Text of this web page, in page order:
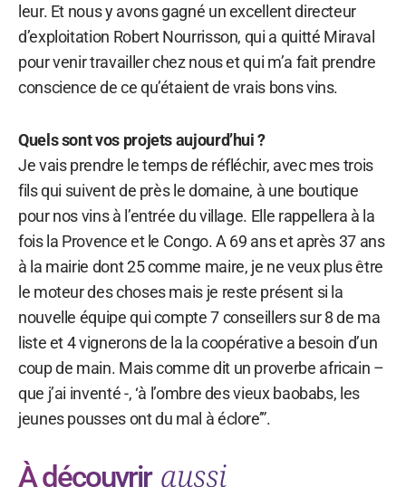
leur. Et nous y avons gagné un excellent directeur
d’exploitation Robert Nourrisson, qui a quitté Miraval
pour venir travailler chez nous et qui m’a fait prendre
conscience de ce qu’étaient de vrais bons vins.
Quels sont vos projets aujourd’hui ?
Je vais prendre le temps de réfléchir, avec mes trois
fils qui suivent de près le domaine, à une boutique
pour nos vins à l’entrée du village. Elle rappellera à la
fois la Provence et le Congo. A 69 ans et après 37 ans
à la mairie dont 25 comme maire, je ne veux plus être
le moteur des choses mais je reste présent si la
nouvelle équipe qui compte 7 conseillers sur 8 de ma
liste et 4 vignerons de la la coopérative a besoin d’un
coup de main. Mais comme dit un proverbe africain –
que j’ai inventé -, ‘à l’ombre des vieux baobabs, les
jeunes pousses ont du mal à éclore’”.
À découvrir aussi